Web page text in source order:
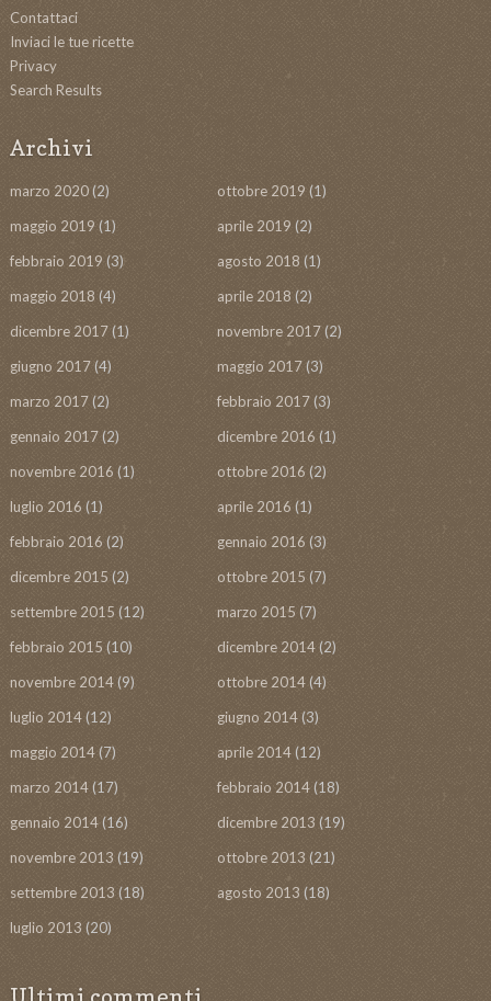
Contattaci
Inviaci le tue ricette
Privacy
Search Results
Archivi
marzo 2020(2) ottobre 2019 (1)
maggio 2019 (1) aprile 2019 (2)
febbraio 2019 (3) agosto 2018 (1)
maggio 2018 (4) aprile 2018 (2)
dicembre 2017(1) novembre 2017 (2)
giugno 2017(4) maggio 2017 (3)
marzo 2017(2) febbraio 2017(3)
gennaio 2017(2) dicembre 2016 (1)
novembre 2016 (1) ottobre 2016 (2)
luglio 2016 (1) aprile 2016 (1)
febbraio 2016 (2) gennaio 2016 (3)
dicembre 2015 (2) ottobre 2015 (7)
settembre 2015 (12) marzo 2015 (7)
febbraio 2015 (10) dicembre 2014(2)
novembre 2014(9) ottobre 2014 (4)
luglio 2014(12) giugno 2014(3)
maggio 2014(7) aprile 2014 (12)
marzo 2014(17) febbraio 2014 (18)
gennaio 2014(16) dicembre 2013 (19)
novembre 2013 (19) ottobre 2013 (21)
settembre 2013 (18) agosto 2013 (18)
luglio 2013 (20)